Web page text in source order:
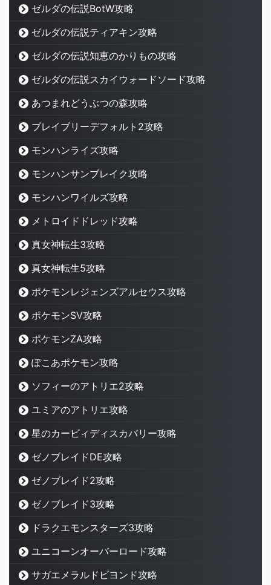
ゼルダの伝説BotW攻略
ゼルダの伝説ティアキン攻略
ゼルダの伝説知恵のかりもの攻略
ゼルダの伝説スカイウォードソード攻略
あつまれどうぶつの森攻略
ブレイブリーデフォルト2攻略
モンハンライズ攻略
モンハンサンブレイク攻略
モンハンワイルズ攻略
メトロイドドレッド攻略
真女神転生3攻略
真女神転生5攻略
ポケモンレジェンズアルセウス攻略
ポケモンSV攻略
ポケモンZA攻略
ぽこあポケモン攻略
ソフィーのアトリエ2攻略
ユミアのアトリエ攻略
星のカービィディスカバリー攻略
ゼノブレイドDE攻略
ゼノブレイド2攻略
ゼノブレイド3攻略
ドラクエモンスターズ3攻略
ユニコーンオーバーロード攻略
サガエメラルドビヨンド攻略